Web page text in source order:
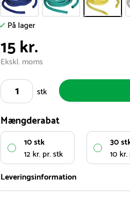
På lager
15 kr.
Ekskl. moms
stk
Mængderabat
10 stk
12 kr. pr. stk
30
10
Leveringsinformation